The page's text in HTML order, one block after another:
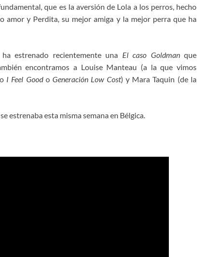
que es la aversión de Lola a los perros, hecho
amor y Perdita, su mejor amiga y la mejor perra que ha
estrenado recientemente una El caso Goldmanque
encontramos a Louise Manteau (a la que vimos
I Feel GoodoGeneración Low Cost) y Mara Taquin (de la
estrenaba esta misma semana en Bélgica.